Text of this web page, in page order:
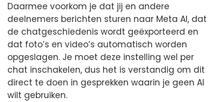
Daarmee voorkom je dat jij en andere
deelnemers berichten sturen naar Meta AI, dat
de chatgeschiedenis wordt geëxporteerd en
dat foto’s en video’s automatisch worden
opgeslagen. Je moet deze instelling wel per
chat inschakelen, dus het is verstandig om dit
direct te doen in gesprekken waarin je geen AI
wilt gebruiken.